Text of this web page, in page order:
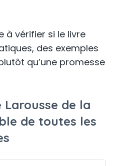
à vérifier si le livre
des exemples
qu’une promesse
Larousse de la
de toutes les